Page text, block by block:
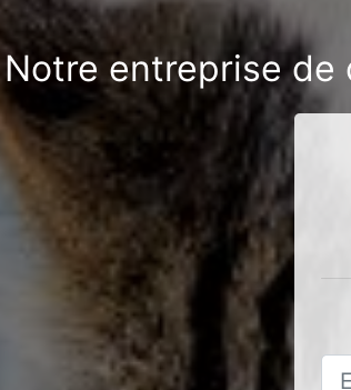
Notre entreprise de